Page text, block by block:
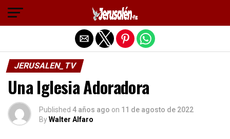
JERUSALEN_TV
Una Iglesia Adoradora
Published 4 años ago on 11 de agosto de 2022
ByWalter Alfaro
Salir de la versión móvil